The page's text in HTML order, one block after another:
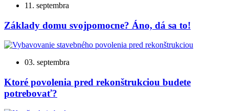
11. septembra
Základy domu svojpomocne? Áno, dá sa to!
03. septembra
Ktoré povolenia pred rekonštrukciou budete
potrebovať?